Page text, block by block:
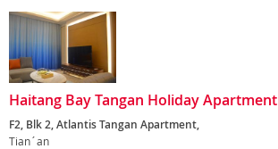
Haitang Bay Tangan Holiday Apartment
F2, Blk 2, Atlantis Tangan Apartment,
Tian´an